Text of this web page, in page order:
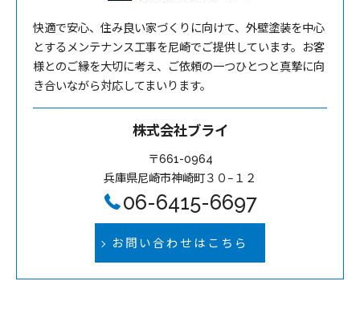
快適で安心、住み良い家づくりに向けて、外壁塗装を中心
とするメンテナンス工事を尼崎でご提供しています。お客
様とのご縁を大切に考え、ご依頼の一つひとつと真摯に向
き合いながら対応してまいります。
株式会社ブライ
〒661-0964
兵庫県尼崎市神崎町３０−１２
06-6415-6697
お問い合わせはこちら